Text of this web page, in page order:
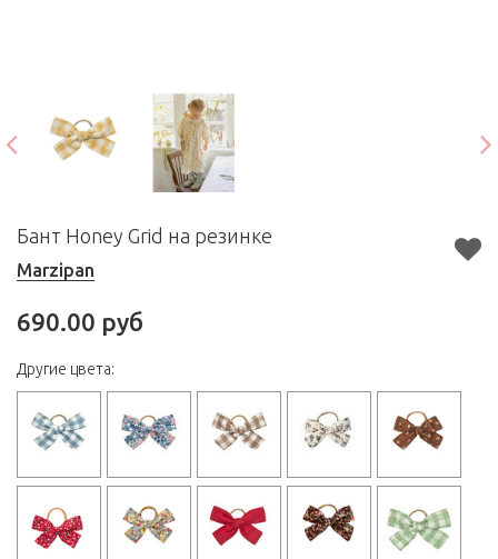
Бант Honey Grid на резинке
Marzipan
690.00 руб
Другие цвета: